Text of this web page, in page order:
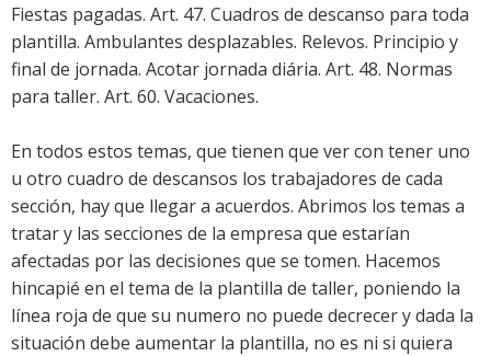
Fiestas pagadas. Art. 47. Cuadros de descanso para toda
plantilla. Ambulantes desplazables. Relevos. Principio y
final de jornada. Acotar jornada diária. Art. 48. Normas
para taller. Art. 60. Vacaciones.
En todos estos temas, que tienen que ver con tener uno
u otro cuadro de descansos los trabajadores de cada
sección, hay que llegar a acuerdos. Abrimos los temas a
tratar y las secciones de la empresa que estarían
afectadas por las decisiones que se tomen. Hacemos
hincapié en el tema de la plantilla de taller, poniendo la
línea roja de que su numero no puede decrecer y dada la
situación debe aumentar la plantilla, no es ni si quiera